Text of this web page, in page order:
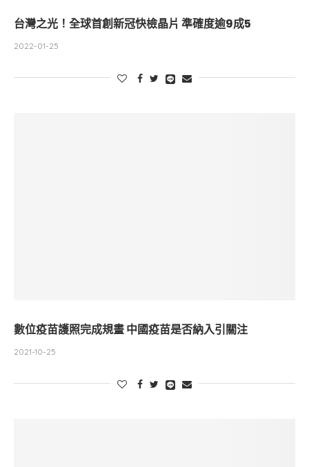
台灣之光！全球首創新冠快檢晶片 準確度逾9成5
2022-01-25
數位疫苗護照完成規畫 中國疫苗是否納入引關注
2021-10-25